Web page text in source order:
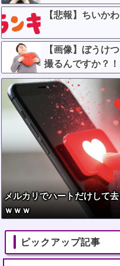
がどう思う？？
【悲報】ちいか
【画像】ぼうけ
撮るんですか？
メルカリでハートだけして
ｗｗｗ
ピックアップ記事